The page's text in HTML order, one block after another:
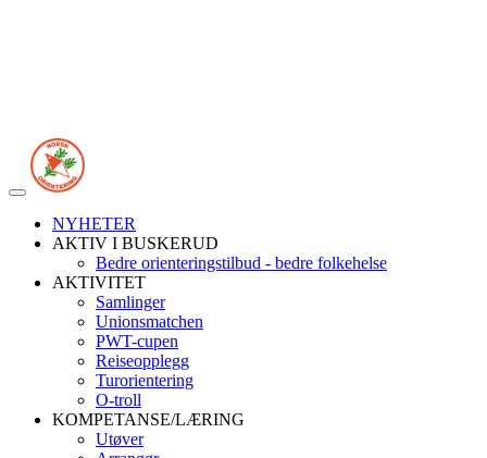
Veksle
navigasjonNYHETER
AKTIV I BUSKERUD
Bedre orienteringstilbud - bedre folkehelse
AKTIVITET
Samlinger
Unionsmatchen
PWT-cupen
Reiseopplegg
Turorientering
O-troll
KOMPETANSE/LÆRING
Utøver